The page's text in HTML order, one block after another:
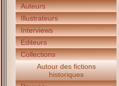
Auteurs
Illustrateurs
Interviews
Editeurs
Collections
Autour des fictions
historiques